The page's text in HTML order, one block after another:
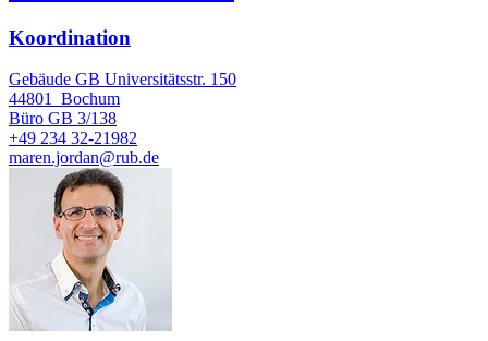
Koordination
Gebäude GB Universitätsstr. 150
44801 Bochum
Büro GB 3/138
+49 234 32-21982
maren.jordan@rub.de